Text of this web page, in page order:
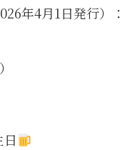
年4月1日発行）：